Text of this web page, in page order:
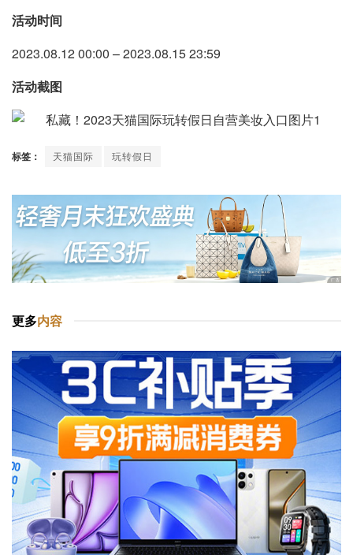
活动时间
2023.08.12 00:00 – 2023.08.15 23:59
活动截图
标签： 天猫国际 玩转假日
更多内容